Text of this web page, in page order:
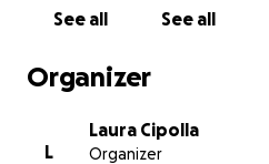
See all See all
Organizer
L
Laura Cipolla
Organizer